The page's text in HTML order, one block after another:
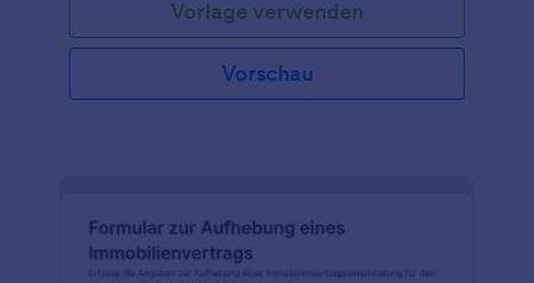
Vorlage verwenden
Vorschau